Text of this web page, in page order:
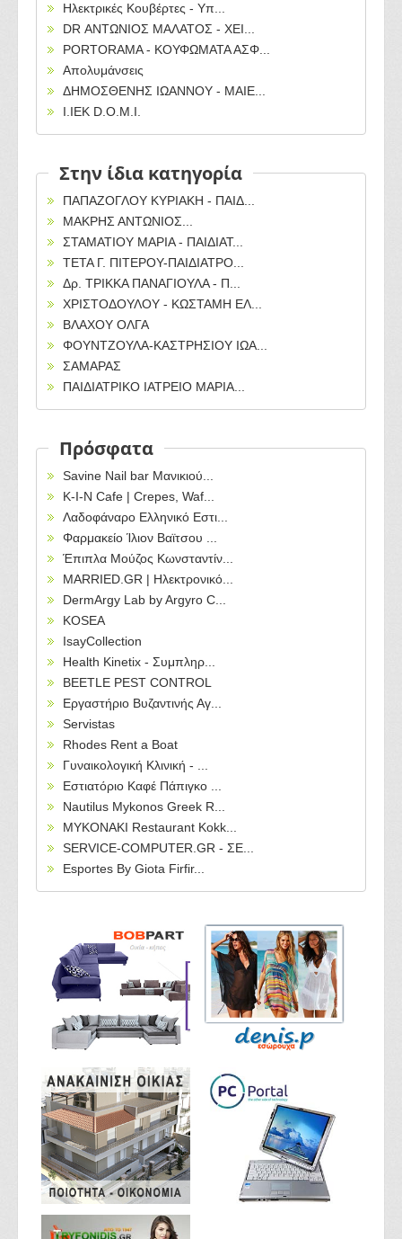
Ηλεκτρικές Κουβέρτες - Υπ...
DR ΑΝΤΩΝΙΟΣ ΜΑΛΑΤΟΣ - ΧΕΙ...
PORTORAMA - ΚΟΥΦΩΜΑΤΑ ΑΣΦ...
Απολυμάνσεις
ΔΗΜΟΣΘΕΝΗΣ ΙΩΑΝΝΟΥ - ΜΑΙΕ...
Ι.ΙΕΚ D.O.M.I.
Στην ίδια κατηγορία
ΠΑΠΑΖΟΓΛΟΥ ΚΥΡΙΑΚΗ - ΠΑΙΔ...
ΜΑΚΡΗΣ ΑΝΤΩΝΙΟΣ...
ΣΤΑΜΑΤΙΟΥ ΜΑΡΙΑ - ΠΑΙΔΙΑΤ...
ΤΕΤΑ Γ. ΠΙΤΕΡΟΥ-ΠΑΙΔΙΑΤΡΟ...
Δρ. ΤΡΙΚΚΑ ΠΑΝΑΓΙΟΥΛΑ - Π...
ΧΡΙΣΤΟΔΟΥΛΟΥ - ΚΩΣΤΑΜΗ ΕΛ...
ΒΛΑΧΟΥ ΟΛΓΑ
ΦΟΥΝΤΖΟΥΛΑ-ΚΑΣΤΡΗΣΙΟΥ ΙΩΑ...
ΣΑΜΑΡΑΣ
ΠΑΙΔΙΑΤΡΙΚΟ ΙΑΤΡΕΙΟ ΜΑΡΙΑ...
Πρόσφατα
Savine Nail bar Μανικιού...
Κ-Ι-Ν Cafe | Crepes, Waf...
Λαδοφάναρο Ελληνικό Εστι...
Φαρμακείο Ίλιον Βαϊτσου ...
Έπιπλα Μούζος Κωνσταντίν...
MARRIED.GR | Ηλεκτρονικό...
DermArgy Lab by Argyro C...
KOSEA
IsayCollection
Health Kinetix - Συμπληρ...
BEETLE PEST CONTROL
Εργαστήριο Βυζαντινής Αγ...
Servistas
Rhodes Rent a Boat
Γυναικολογική Κλινική - ...
Εστιατόριο Καφέ Πάπιγκο ...
Nautilus Mykonos Greek R...
MYKONAKI Restaurant Kokk...
SERVICE-COMPUTER.GR - ΣΕ...
Esportes By Giota Firfir...